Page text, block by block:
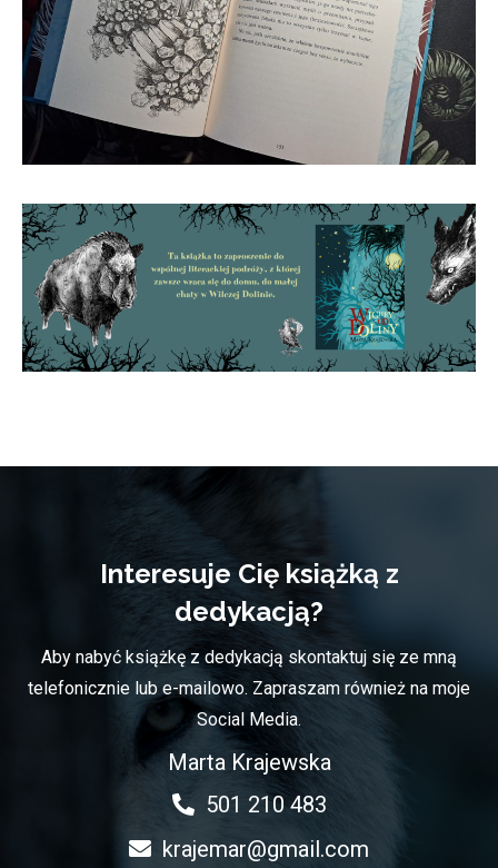
Interesuje Cię książką z
dedykacją?
Aby nabyć książkę z dedykacją skontaktuj się ze mną
telefonicznie lub e-mailowo. Zapraszam również na moje
Social Media.
Marta Krajewska
501 210 483
krajemar@gmail.com